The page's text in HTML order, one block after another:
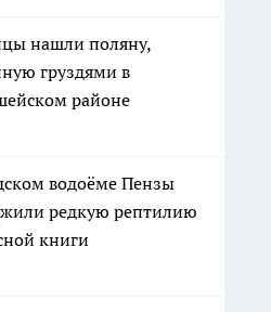
нашли поляну,
груздями в
районе
водоёме Пензы
редкую рептилию
книги